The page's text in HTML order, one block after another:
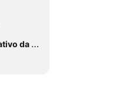
do Vimeiro